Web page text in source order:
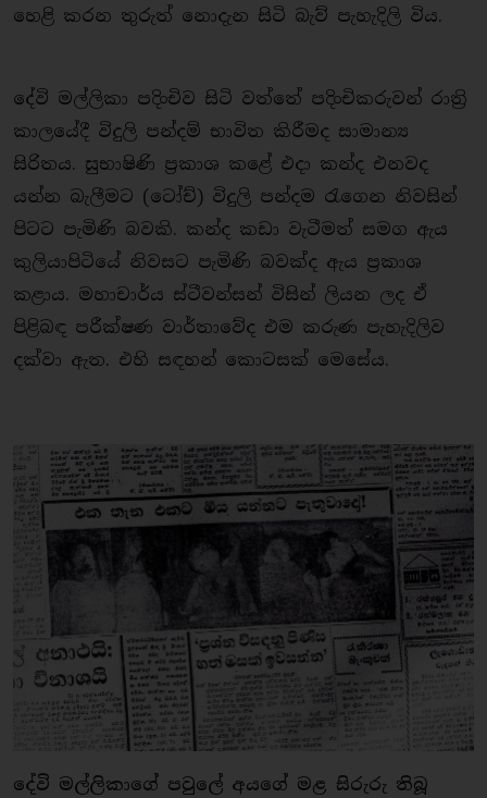
හෙළි කරන තුරුත් නොදැන සිටි බැව් පැහැදිලි විය.
දේවි මල්ලිකා පදිංචිව සිටි වත්තේ පදිංචිකරුවන් රාත්‍රි
කාලයේදී විදුලි පන්දම් භාවිත කිරීමද සාමාන්‍ය
සිරිතය. සුභාෂිණි ප්‍රකාශ කළේ එදා කන්ද එනවද
යන්න බැලීමට (ටෝච්) විදුලි පන්දම රැගෙන නිවසින්
පිටට පැමිණි බවකි. කන්ද කඩා වැටීමත් සමග ඇය
කුලියාපිටියේ නිවසට පැමිණි බවක්ද ඇය ප්‍රකාශ
කළාය. මහාචාර්ය ස්ටීවන්සන් විසින් ලියන ලද ඒ
පිළිබඳ පරීක්ෂණ වාර්තාවේද එම කරුණ පැහැදිලිව
දක්වා ඇත. එහි සඳහන් කොටසක් මෙසේය.
දේවි මල්ලිකාගේ පවුලේ අයගේ මළ සිරුරු තිබූ